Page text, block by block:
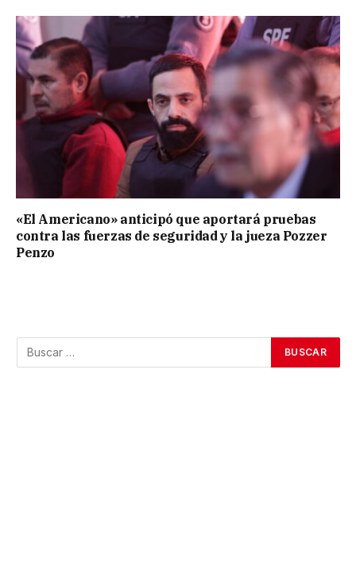
«El Americano» anticipó que aportará pruebas
contra las fuerzas de seguridad y la jueza Pozzer
Penzo